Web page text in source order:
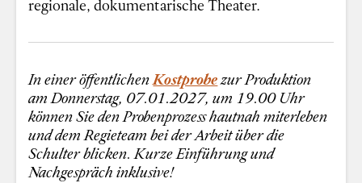
regionale, dokumentarische Theater.
In einer öffentlichenKostprobezur Produktion
am Donnerstag, 07.01.2027, um 19.00 Uhr
können Sie den Probenprozess hautnah miterleben
und dem Regieteam bei der Arbeit über die
Schulter blicken. Kurze Einführung und
Nachgespräch inklusive!